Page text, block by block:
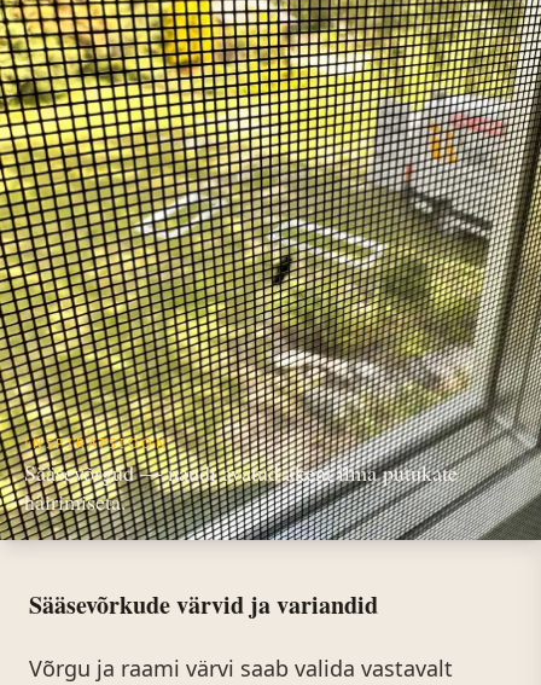
INSPIRATSIOON
Sääsevõrgud — naudi avatud akent ilma putukate
häirimiseta.
Sääsevõrkude värvid ja variandid
Võrgu ja raami värvi saab valida vastavalt